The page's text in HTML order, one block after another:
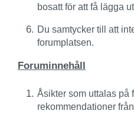
bosatt för att få lägga
Du samtycker till att
forumplatsen.
Foruminnehåll
Åsikter som uttalas på
rekommendationer